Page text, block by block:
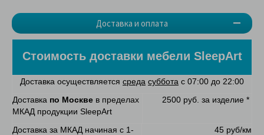
Доставка и оплата
Стоимость доставки мебели SleepArt
Доставка осуществляется среда суббота с 07:00 до 22:00
Доставка по Москве в пределах
МКАД продукции SleepArt
2500 руб. за изделие *
Доставка за МКАД начиная с 1-
45 руб/км